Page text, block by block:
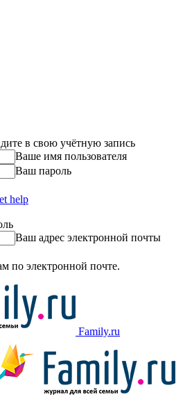
в свою учётную запись
Ваше имя пользователя
Ваш пароль
help
Ваш адрес электронной почты
по электронной почте.
Family.ru